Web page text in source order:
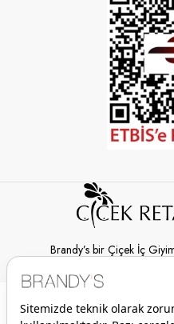
Brandy’s bir Çiçek İç
© 2026 Brandy’s